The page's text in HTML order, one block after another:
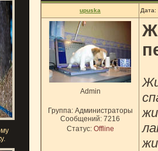
upuska
Admin
Группа: Администраторы
Сообщений: 7216
Статус: Offline